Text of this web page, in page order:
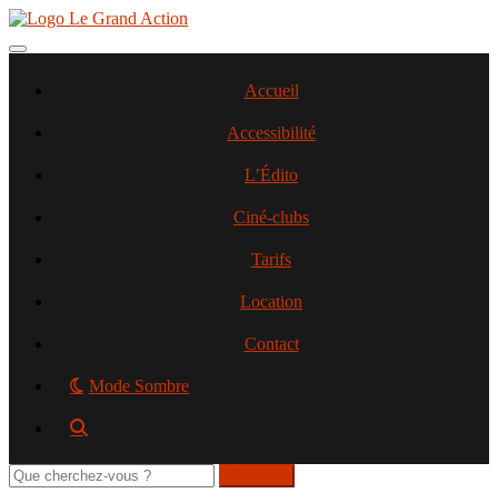
Aller
contenu
Toggle navigation
Accueil
Accessibilité
L’Édito
Ciné-clubs
Tarifs
Location
Contact
Mode Sombre
Rechercher
sur